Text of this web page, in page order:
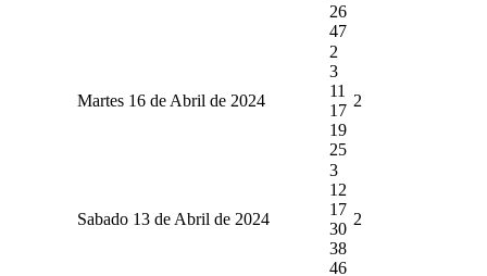
26
47
Martes 16 de Abril de 2024
2
3
11
17
19
25
2
Sabado 13 de Abril de 2024
3
12
17
30
38
46
2